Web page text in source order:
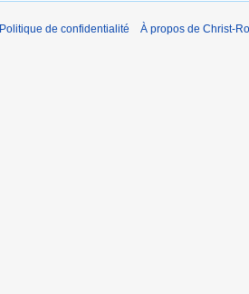
Politique de confidentialité À propos de Christ-